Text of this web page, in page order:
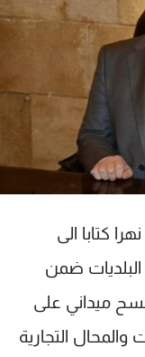
كتابا الى
ضمن
ميداني على
التجارية